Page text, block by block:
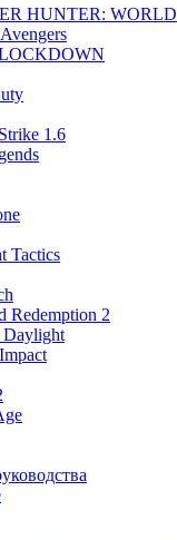
HUNTER: WORLD
1.6
Tactics
Redemption 2
Daylight